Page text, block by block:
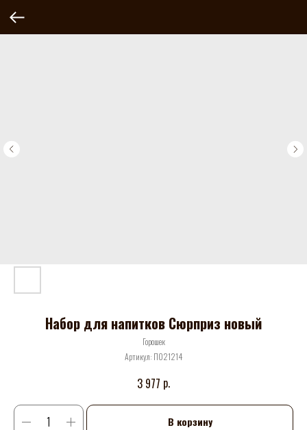
Набор для напитков Сюрприз новый
Горошек
Артикул: П021214
3 977 р.
В корзину